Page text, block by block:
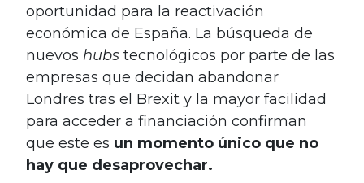
oportunidad para la reactivación
económica de España. La búsqueda de
nuevos hubs tecnológicos por parte de las
empresas que decidan abandonar
Londres tras el Brexit y la mayor facilidad
para acceder a financiación confirman
que este es un momento único que no
hay que desaprovechar.